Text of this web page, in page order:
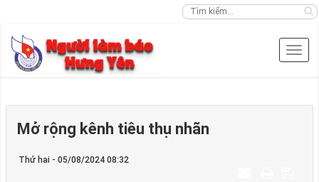
Mở rộng kênh tiêu thụ nhãn
Thứ hai - 05/08/2024 08:32